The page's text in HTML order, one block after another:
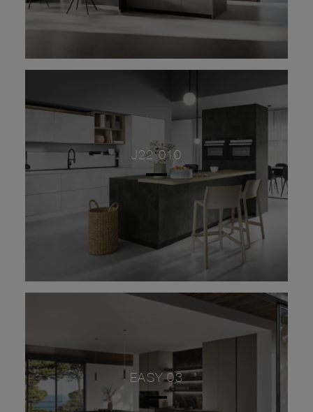
J22 010
EASY 03